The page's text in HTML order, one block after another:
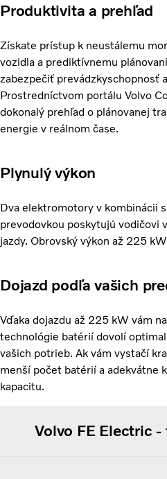
Produktivita a prehľad
Získate prístup k neustálemu
vozidla a prediktívnemu
zabezpečiť prevádzkyschopnosť
Prostredníctvom portálu Volvo
dokonalý prehľad o plánovanej
energie v reálnom čase.
Plynulý výkon
Dva elektromotory v kombinácii
prevodovkou poskytujú vodičovi
jazdy. Obrovský výkon až 225
Dojazd podľa vašich
Vďaka dojazdu až 225 kW vám
technológie batérií dovolí
vašich potrieb. Ak vám vystačí
menší počet batérií a adekvátne
kapacitu.
Volvo FE Electric